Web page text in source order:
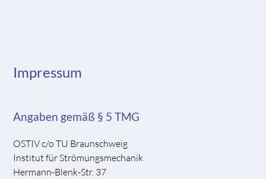
Impressum
Angaben gemäß § 5 TMG
OSTIV c/o TU Braunschweig
Institut für Strömungsmechanik
Hermann-Blenk-Str. 37